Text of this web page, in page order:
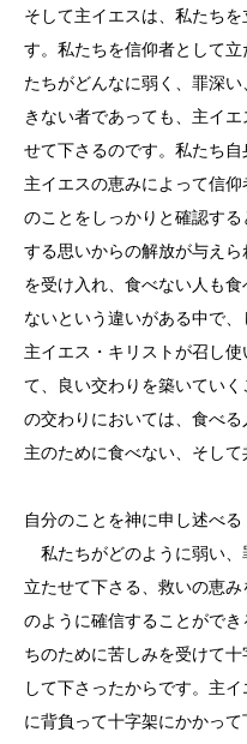
そして主イエスは、私たち
す。私たちを信仰者として
たちがどんなに弱く、罪深
きない者であっても、主イ
せて下さるのです。私たち
主イエスの恵みによって信
のことをしっかりと確認す
する思いからの解放が与え
を受け入れ、食べない人も
ないという違いがある中で
主イエス・キリストが召し
て、良い交わりを築いてい
の交わりにおいては、食べ
主のために食べない、そして
自分のことを神に申し述べ
私たちがどのように弱い、
立たせて下さる、救いの恵
のように確信することがで
ちのために苦しみを受けて
して下さったからです。主
に背負って十字架にかかっ